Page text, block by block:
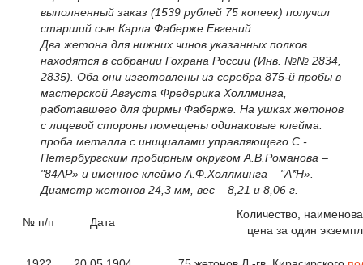
выполненный заказ (1539 рублей 75 копеек) получил
старший сын Карла Фаберже Евгений.
Два жетона для нижних чинов указанных полков
находятся в собрании Гохрана России (Инв. №№ 2834,
2835). Оба они изготовлены из серебра 875-й пробы в
мастерской Августа Фредерика Холлминга,
работавшего для фирмы Фаберже. На ушках жетонов
с лицевой стороны помещены одинаковые клейма:
проба металла с инициалами управляющего С.-
Петербургским пробирным округом А.В.Романова –
"84АР» и именное клеймо А.Ф.Холлминга – "A*H».
Диаметр жетонов 24,3 мм, вес – 8,21 и 8,06 г.
№ п/п Дата
Количество,
цена за один